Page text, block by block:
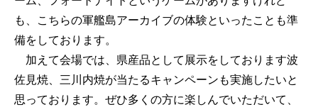
も、こちらの軍艦島アーカイブの体験といったことも準
備をしております。
加えて会場では、県産品として展示をしております波
佐見焼、三川内焼が当たるキャンペーンも実施したいと
思っております。ぜひ多くの方に楽しんでいただいて、